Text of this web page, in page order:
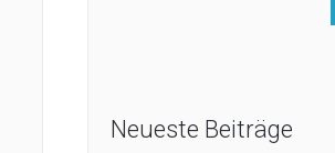
Neueste Beiträge